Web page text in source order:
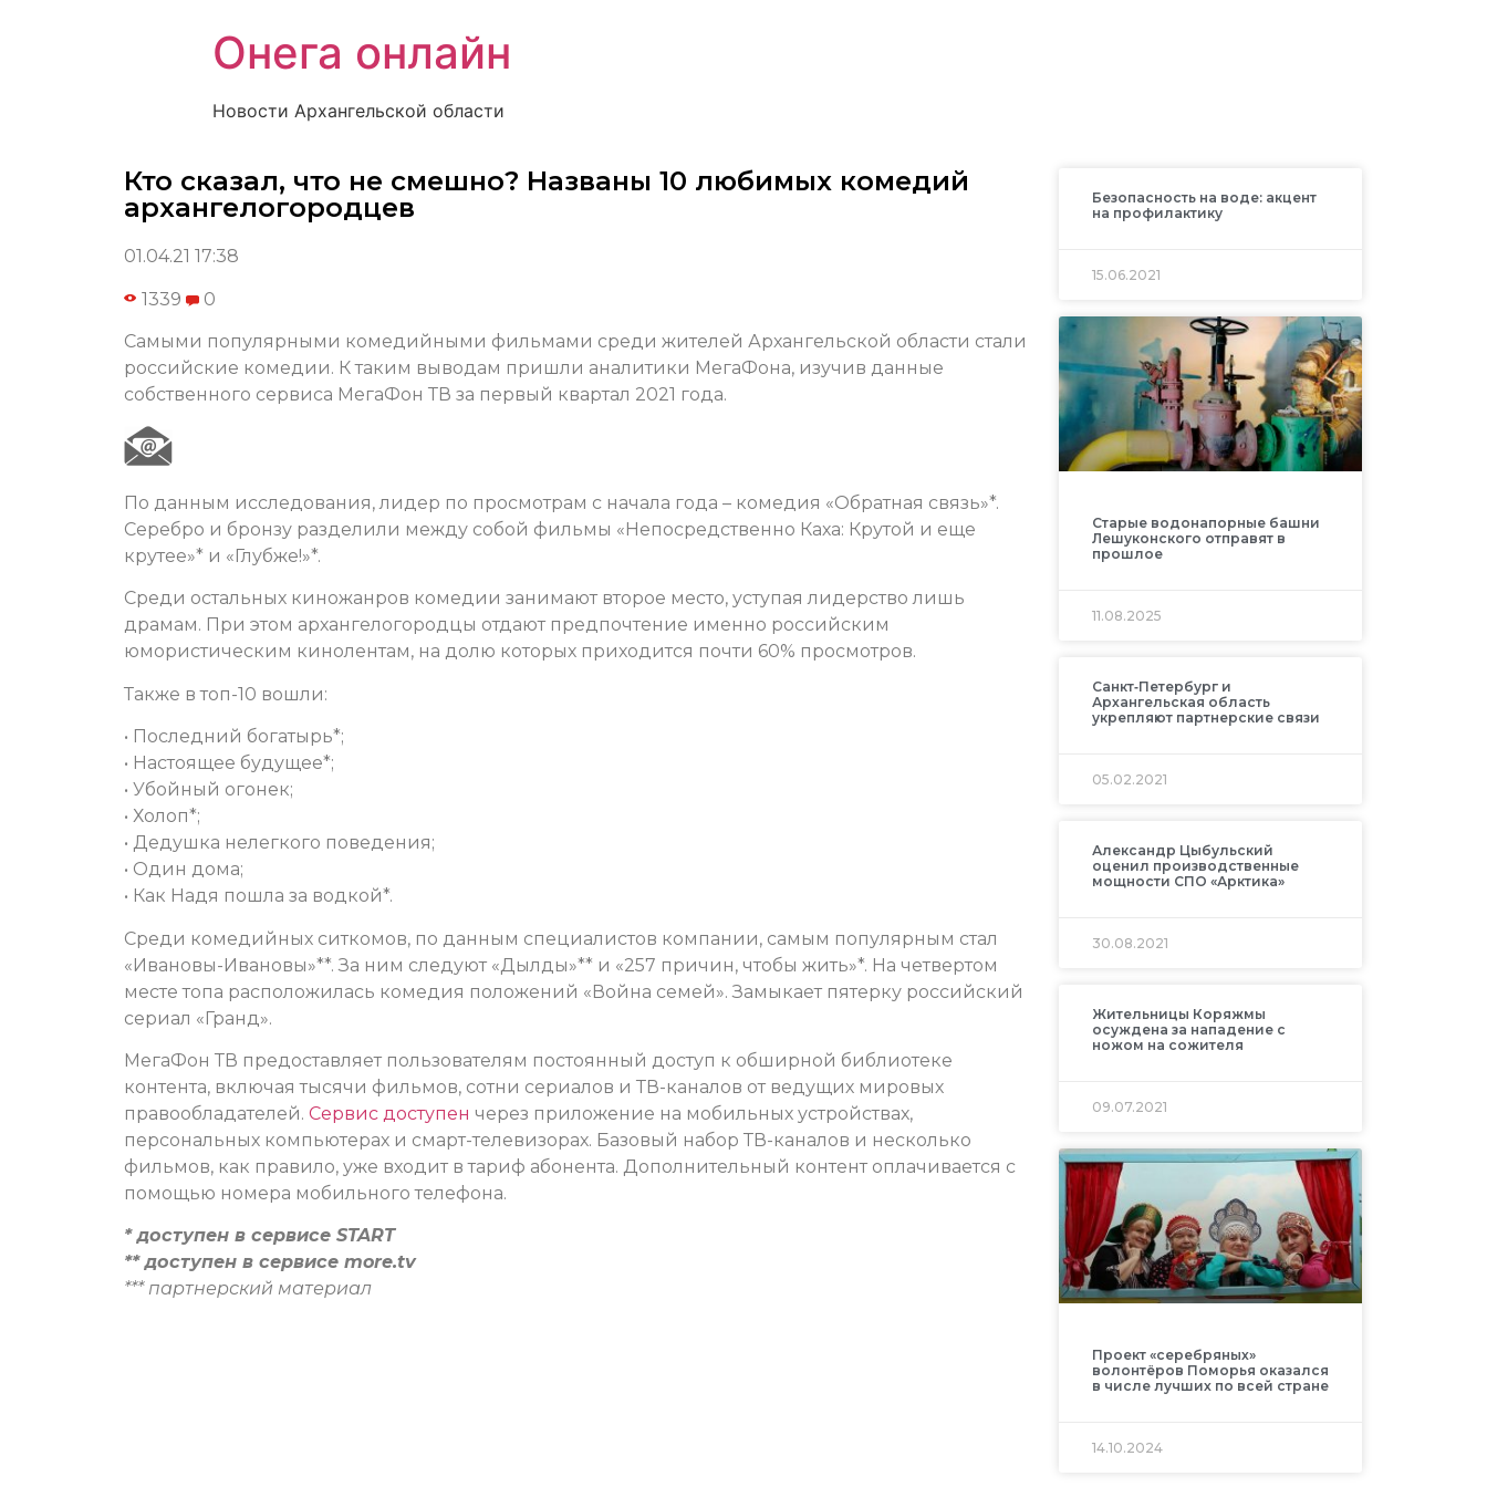
Онега онлайн
Новости Архангельской области
Кто сказал, что не смешно? Названы 10 любимых комедий
архангелогородцев
01.04.21 17:38
1339 0
Самыми популярными комедийными фильмами среди жителей Архангельской области стали
российские комедии. К таким выводам пришли аналитики МегаФона, изучив данные
собственного сервиса МегаФон ТВ за первый квартал 2021 года.
По данным исследования, лидер по просмотрам с начала года – комедия «Обратная связь»*.
Серебро и бронзу разделили между собой фильмы «Непосредственно Каха: Крутой и еще
крутее»* и «Глубже!»*.
Среди остальных киножанров комедии занимают второе место, уступая лидерство лишь
драмам. При этом архангелогородцы отдают предпочтение именно российским
юмористическим кинолентам, на долю которых приходится почти 60% просмотров.
Также в топ-10 вошли:
• Последний богатырь*;
• Настоящее будущее*;
• Убойный огонек;
• Холоп*;
• Дедушка нелегкого поведения;
• Один дома;
• Как Надя пошла за водкой*.
Среди комедийных ситкомов, по данным специалистов компании, самым популярным стал
«Ивановы-Ивановы»**. За ним следуют «Дылды»** и «257 причин, чтобы жить»*. На четвертом
месте топа расположилась комедия положений «Война семей». Замыкает пятерку российский
сериал «Гранд».
МегаФон ТВ предоставляет пользователям постоянный доступ к обширной библиотеке
контента, включая тысячи фильмов, сотни сериалов и ТВ-каналов от ведущих мировых
правообладателей. Сервис доступен через приложение на мобильных устройствах,
персональных компьютерах и смарт-телевизорах. Базовый набор ТВ-каналов и несколько
фильмов, как правило, уже входит в тариф абонента. Дополнительный контент оплачивается с
помощью номера мобильного телефона.
* доступен в сервисе START
** доступен в сервисе more.tv
*** партнерский материал
Безопасность на воде: акцент
на профилактику
15.06.2021
Старые водонапорные башни
Лешуконского отправят в
прошлое
11.08.2025
Санкт‑Петербург и
Архангельская область
укрепляют партнерские связи
05.02.2021
Александр Цыбульский
оценил производственные
мощности СПО «Арктика»
30.08.2021
Жительницы Коряжмы
осуждена за нападение с
ножом на сожителя
09.07.2021
Проект «серебряных»
волонтёров Поморья оказался
в числе лучших по всей стране
14.10.2024